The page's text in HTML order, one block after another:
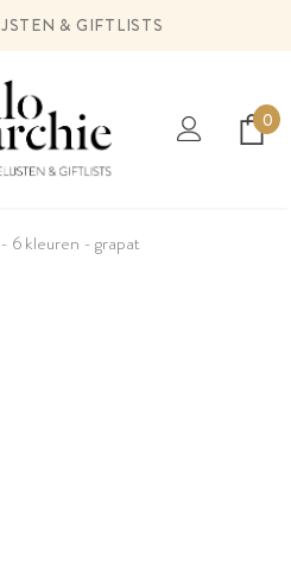
& GIFTLISTS
0
6 kleuren - grapat